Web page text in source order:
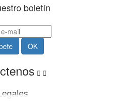
boletín
 